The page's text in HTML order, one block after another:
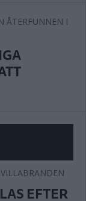
EFTER